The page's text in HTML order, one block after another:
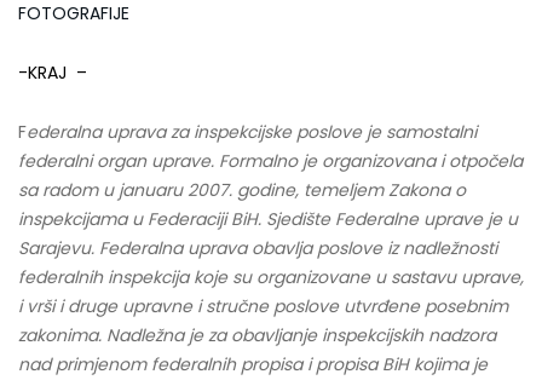
FOTOGRAFIJE
-KRAJ –
Federalna uprava za inspekcijske poslove je samostalni
federalni organ uprave. Formalno je organizovana i otpočela
sa radom u januaru 2007. godine, temeljem Zakona o
inspekcijama u Federaciji BiH. Sjedište Federalne uprave je u
Sarajevu. Federalna uprava obavlja poslove iz nadležnosti
federalnih inspekcija koje su organizovane u sastavu uprave,
i vrši i druge upravne i stručne poslove utvrđene posebnim
zakonima. Nadležna je za obavljanje inspekcijskih nadzora
nad primjenom federalnih propisa i propisa BiH kojima je